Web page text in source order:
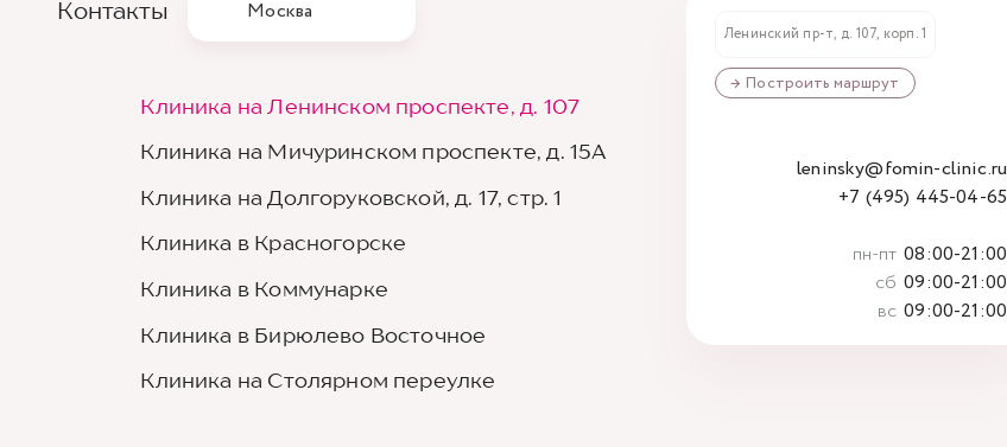
Контакты Москва
Клиника на Ленинском проспекте, д. 107
Клиника на Мичуринском проспекте, д. 15А
Клиника на Долгоруковской, д. 17, стр. 1
Клиника в Красногорске
Клиника в Коммунарке
Клиника в Бирюлево Восточное
Клиника на Столярном переулке
Ленинский пр-т, д. 107, корп. 1
→ Построить маршрут
leninsky@fomin-clinic.ru
+7 (495) 445-04-65
пн-пт 08:00-21:00
сб 09:00-21:00
вс 09:00-21:00